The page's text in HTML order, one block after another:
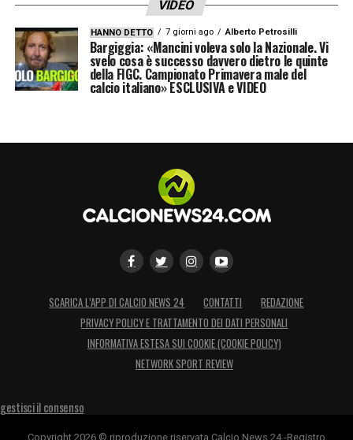
VIDEO
HANNO DETTO 7 giorni ago Alberto Petrosilli
Bargiggia: «Mancini voleva solo la Nazionale. Vi
svelo cosa è successo davvero dietro le quinte
della FIGC. Campionato Primavera male del
calcio italiano» ESCLUSIVA e VIDEO
SCARICA L’APP DI CALCIO NEWS 24 CONTATTI
REDAZIONE
PRIVACY POLICY E TRATTAMENTO DEI DATI PERSONALI
INFORMATIVA ESTESA SUI COOKIE (COOKIE POLICY)
NETWORK SPORT REVIEW
gestisci il consenso
Copyright 2026 © riproduzione riservata Calcio News 24 -Registro